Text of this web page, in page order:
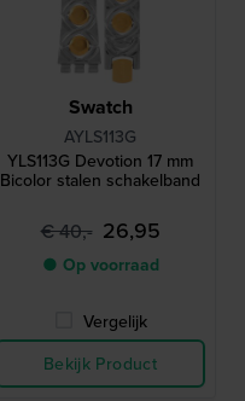
Swatch
AYLS113G
YLS113G Devotion 17 mm
Bicolor stalen schakelband
€ 40,- 26,95
● Op voorraad
Vergelijk
Bekijk Product